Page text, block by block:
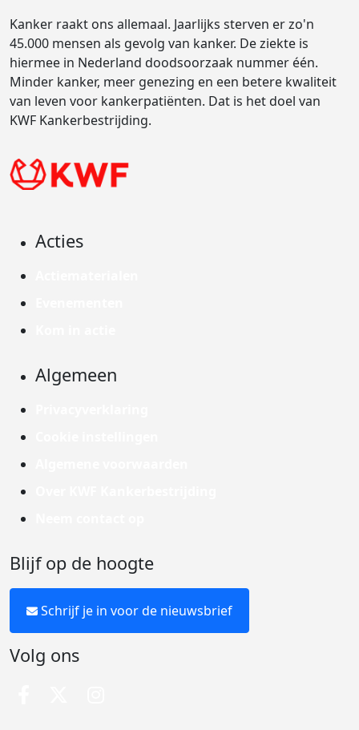
Kanker raakt ons allemaal. Jaarlijks sterven er zo'n
45.000 mensen als gevolg van kanker. De ziekte is
hiermee in Nederland doodsoorzaak nummer één.
Minder kanker, meer genezing en een betere kwaliteit
van leven voor kankerpatiënten. Dat is het doel van
KWF Kankerbestrijding.
Acties
Algemeen
Blijf op de hoogte
Schrijf je in voor de nieuwsbrief
Volg ons